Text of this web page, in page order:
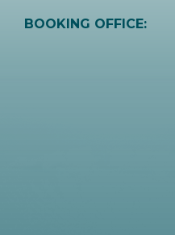
BOOKING OFFICE: